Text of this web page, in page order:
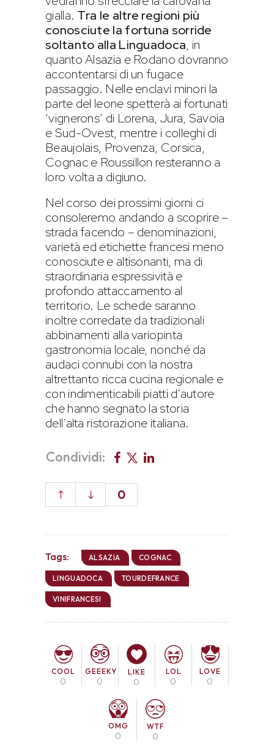
gialla. Tra le altre regioni più
conosciute la fortuna sorride
soltanto alla Linguadoca, in
quanto Alsazia e Rodano dovranno
accontentarsi di un fugace
passaggio. Nelle enclavi minori la
parte del leone spetterà ai fortunati
‘vignerons’ di Lorena, Jura, Savoia
e Sud-Ovest, mentre i colleghi di
Beaujolais, Provenza, Corsica,
Cognac e Roussillon resteranno a
loro volta a digiuno.
Nel corso dei prossimi giorni ci
consoleremo andando a scoprire –
strada facendo – denominazioni,
varietà ed etichette francesi meno
conosciute e altisonanti, ma di
straordinaria espressività e
profondo attaccamento al
territorio. Le schede saranno
inoltre corredate da tradizionali
abbinamenti alla variopinta
gastronomia locale, nonché da
audaci connubi con la nostra
altrettanto ricca cucina regionale e
con indimenticabili piatti d’autore
che hanno segnato la storia
dell’alta ristorazione italiana.
Condividi:
0
Tags: ALSAZIA COGNAC
LINGUADOCA TOURDEFRANCE
VINIFRANCESI
COOL
0
GEEEKY
0
LIKE
0
LOL
0
LOVE
0
OMG
0
WTF
0